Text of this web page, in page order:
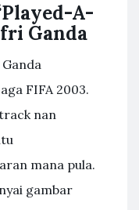
A-
Ganda
FIFA 2003.
nan
mana pula.
gambar